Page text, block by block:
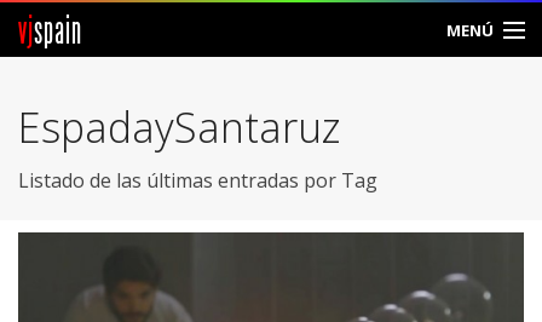
vjspain MENÚ
Foros
EspadaySantaruz
Listado de las últimas entradas por Tag